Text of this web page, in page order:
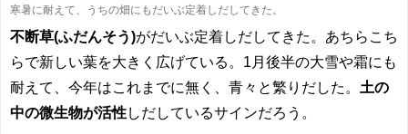
寒暑に耐えて、うちの畑にもだいぶ定着しだしてきた。
不断草(ふだんそう)がだいぶ定着しだしてきた。あちらこち
らで新しい葉を大きく広げている。1月後半の大雪や霜にも
耐えて、今年はこれまでに無く、青々と繁りだした。 土の
中の微生物が活性しだしているサインだろう。